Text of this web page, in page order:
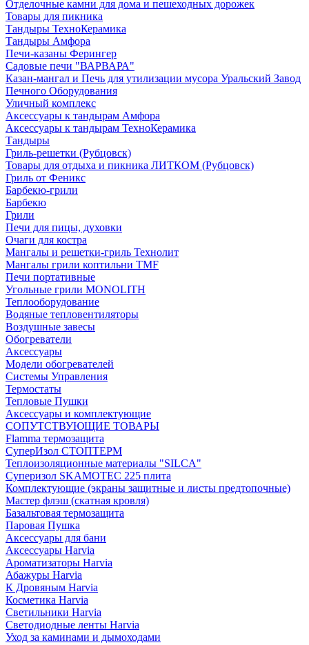
Отделочные камни для дома и пешеходных дорожек
Товары для пикника
Тандыры ТехноКерамика
Тандыры Амфора
Печи-казаны Ферингер
Садовые печи "ВАРВАРА"
Казан-мангал и Печь для утилизации мусора Уральский Завод
Печного Оборудования
Уличный комплекс
Аксессуары к тандырам Амфора
Аксессуары к тандырам ТехноКерамика
Тандыры
Гриль-решетки (Рубцовск)
Товары для отдыха и пикника ЛИТКОМ (Рубцовск)
Гриль от Феникс
Барбекю-грили
Барбекю
Грили
Печи для пицы, духовки
Очаги для костра
Мангалы и решетки-гриль Технолит
Мангалы грили коптильни TMF
Печи портативные
Угольные грили MONOLITH
Теплооборудование
Водяные тепловентиляторы
Воздушные завесы
Обогреватели
Аксессуары
Модели обогревателей
Системы Управления
Термостаты
Тепловые Пушки
Аксессуары и комплектующие
СОПУТСТВУЮЩИЕ ТОВАРЫ
Flamma термозащита
СуперИзол СТОПТЕРМ
Теплоизоляционные материалы "SILCA"
Суперизол SKAMOTEC 225 плита
Комплектующие (экраны защитные и листы предтопочные)
Мастер флэш (скатная кровля)
Базальтовая термозащита
Паровая Пушка
Аксессуары для бани
Аксессуары Harvia
Ароматизаторы Harvia
Абажуры Harvia
К Дровяным Harvia
Косметика Harvia
Светильники Harvia
Светодиодные ленты Harvia
Уход за каминами и дымоходами